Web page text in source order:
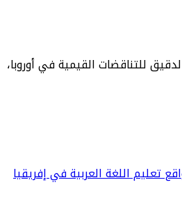
القيمية في أوروبا،
اللغة العربية في إفريقيا